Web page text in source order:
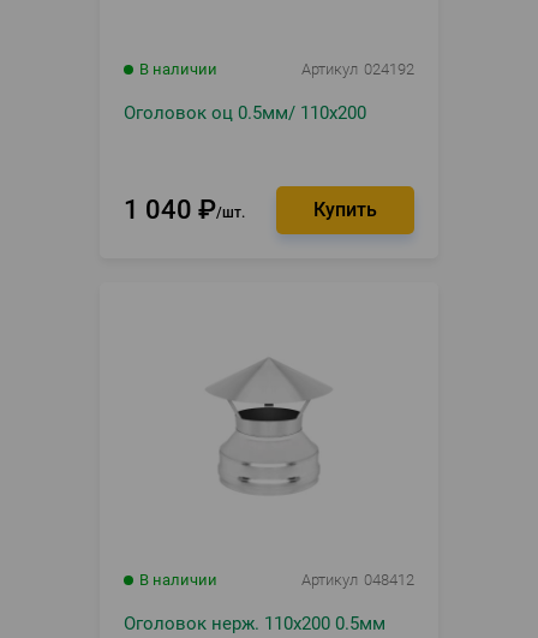
В наличии Артикул 024192
Оголовок оц 0.5мм/ 110х200
1 040 ₽ шт.
В наличии Артикул 048412
Оголовок нерж. 110х200 0.5мм